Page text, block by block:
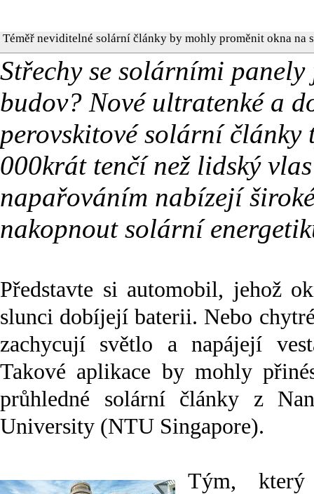
Téměř neviditelné solární články by mohly proměnit okna na
Střechy se solárními
budov? Nové ultratenké a
perovskitové solární články
000krát tenčí než lidský
napařováním nabízejí
nakopnout solární
Představte si automobil, jehož
slunci dobíjejí baterii. Nebo
zachycují světlo a napájejí
Takové aplikace by mohly
průhledné solární články z
University (NTU Singapore).
Tým, který